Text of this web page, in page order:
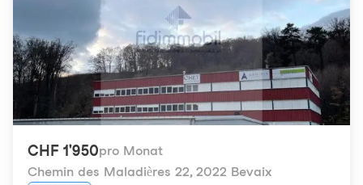
CHF 1'950pro Monat
Chemin des Maladières 22, 2022 Bevaix